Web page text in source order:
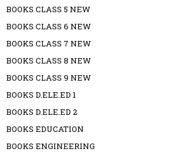
BOOKS CLASS 5 NEW
BOOKS CLASS 6 NEW
BOOKS CLASS 7 NEW
BOOKS CLASS 8 NEW
BOOKS CLASS 9 NEW
BOOKS D.ELE.ED 1
BOOKS D.ELE.ED 2
BOOKS EDUCATION
BOOKS ENGINEERING